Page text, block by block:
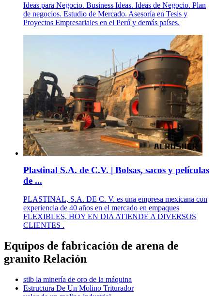
Ideas para Negocio. Business Ideas. Ideas de Negocio. Plan
de negocios. Estudio de Mercado. Asesoría en Tesis y
Proyectos Empresariales en el Perú y demás países.
Plastinal S.A. de C.V. | Bolsas, sacos y películas
de ...
PLASTINAL, S.A. DE C. V. es una empresa mexicana con
experiencia de 40 años en el mercado en empaques
FLEXIBLES, HOY EN DIA ATIENDE A DIVERSOS
CLIENTES .
Equipos de fabricación de arena de
granito Relación
stlb la minería de oro de la máquina
Estructura De Un Molino Triturador